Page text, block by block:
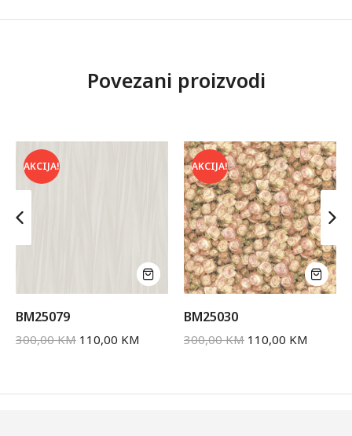
Povezani proizvodi
AKCIJA!
BM25079
300,00KM 110,00 KM
AKCIJA!
BM25030
300,00KM 110,00 KM